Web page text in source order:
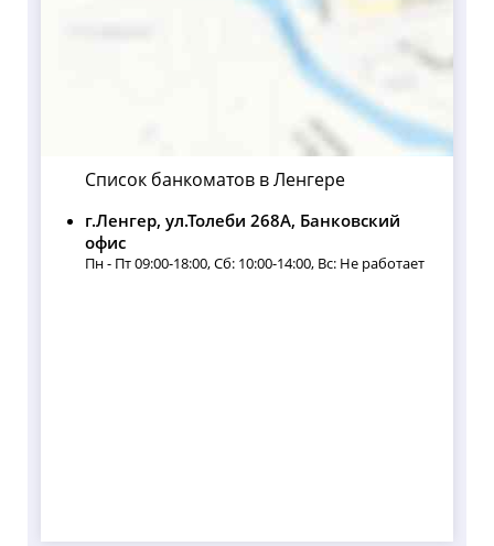
Список банкоматов в Ленгере
г.Ленгер, ул.Толеби 268А, Банковский
офис
Пн - Пт 09:00-18:00, Сб: 10:00-14:00, Вс: Не работает